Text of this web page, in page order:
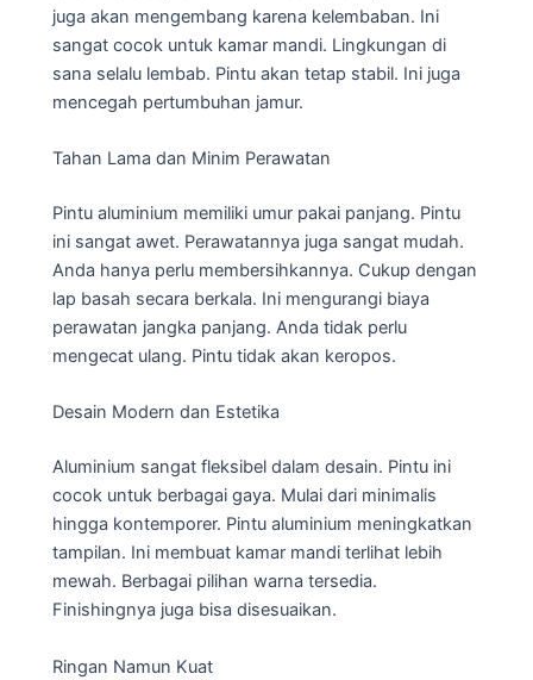
juga akan mengembang karena kelembaban. Ini
sangat cocok untuk kamar mandi. Lingkungan di
sana selalu lembab. Pintu akan tetap stabil. Ini juga
mencegah pertumbuhan jamur.
Tahan Lama dan Minim Perawatan
Pintu aluminium memiliki umur pakai panjang. Pintu
ini sangat awet. Perawatannya juga sangat mudah.
Anda hanya perlu membersihkannya. Cukup dengan
lap basah secara berkala. Ini mengurangi biaya
perawatan jangka panjang. Anda tidak perlu
mengecat ulang. Pintu tidak akan keropos.
Desain Modern dan Estetika
Aluminium sangat fleksibel dalam desain. Pintu ini
cocok untuk berbagai gaya. Mulai dari minimalis
hingga kontemporer. Pintu aluminium meningkatkan
tampilan. Ini membuat kamar mandi terlihat lebih
mewah. Berbagai pilihan warna tersedia.
Finishingnya juga bisa disesuaikan.
Ringan Namun Kuat